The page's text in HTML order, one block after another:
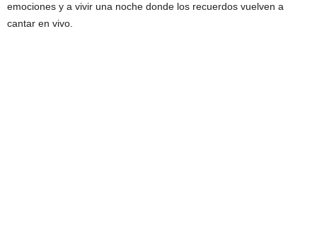
emociones y a vivir una noche donde los recuerdos vuelven a
cantar en vivo.